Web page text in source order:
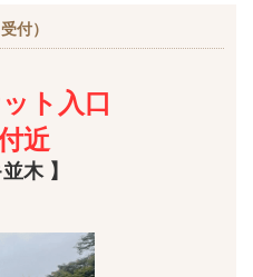
付）
ト入口
近
木 】